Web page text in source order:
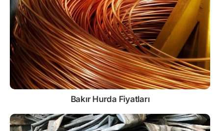
Bakır Hurda Fiyatları